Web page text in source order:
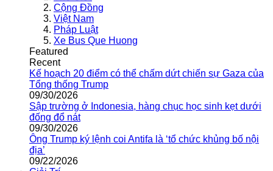
Cộng Đồng
Việt Nam
Pháp Luật
Xe Bus Que Huong
Featured
Recent
Kế hoạch 20 điểm có thể chấm dứt chiến sự Gaza của
Tổng thống Trump
09/30/2026
Sập trường ở Indonesia, hàng chục học sinh kẹt dưới
đống đổ nát
09/30/2026
Ông Trump ký lệnh coi Antifa là ‘tổ chức khủng bố nội
địa’
09/22/2026